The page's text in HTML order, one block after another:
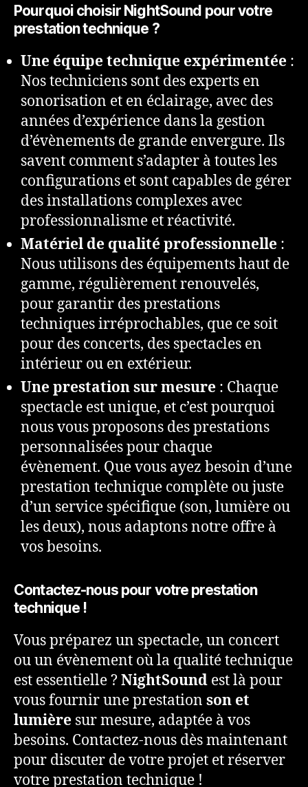
Pourquoi choisir NightSound pour votre
prestation technique ?
Une équipe technique expérimentée :
Nos techniciens sont des experts en
sonorisation et en éclairage, avec des
années d’expérience dans la gestion
d’évènements de grande envergure. Ils
savent comment s’adapter à toutes les
configurations et sont capables de gérer
des installations complexes avec
professionnalisme et réactivité.
Matériel de qualité professionnelle :
Nous utilisons des équipements haut de
gamme, régulièrement renouvelés,
pour garantir des prestations
techniques irréprochables, que ce soit
pour des concerts, des spectacles en
intérieur ou en extérieur.
Une prestation sur mesure : Chaque
spectacle est unique, et c’est pourquoi
nous vous proposons des prestations
personnalisées pour chaque
évènement. Que vous ayez besoin d’une
prestation technique complète ou juste
d’un service spécifique (son, lumière ou
les deux), nous adaptons notre offre à
vos besoins.
Contactez-nous pour votre prestation
technique !
Vous préparez un spectacle, un concert
ou un évènement où la qualité technique
est essentielle ?NightSound est là pour
vous fournir une prestation son et
lumière sur mesure, adaptée à vos
besoins. Contactez-nous dès maintenant
pour discuter de votre projet et réserver
votre prestation technique !